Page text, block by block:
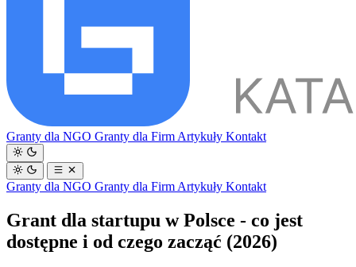
Granty dla NGO Granty dla Firm Artykuły Kontakt
Granty dla NGO Granty dla Firm Artykuły Kontakt
Grant dla startupu w Polsce - co jest
dostępne i od czego zacząć (2026)